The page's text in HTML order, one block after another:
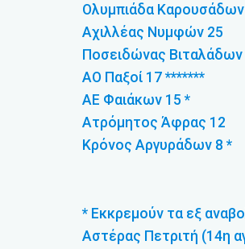
Ολυμπιάδα
Αχιλλέας Νυμφών 25
Ποσειδώνας Βιταλάδων
ΑΟ Παξοί 17 *******
ΑΕ Φαιάκων 15 *
Ατρόμητος Άφρας 12
Κρόνος Αργυράδων 8 *
* Εκκρεμούν τα εξ
Αστέρας Πετριτή (14η